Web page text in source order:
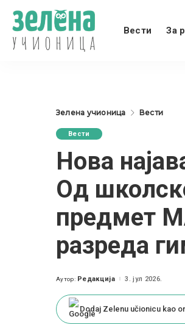
Вести За
Зелена учионица Вести
Вести
Нова
Од
предмет
разреда
Posted
Аутор: Редакција 3. јул 2026.
Dodaj Zelenu učionicu kao